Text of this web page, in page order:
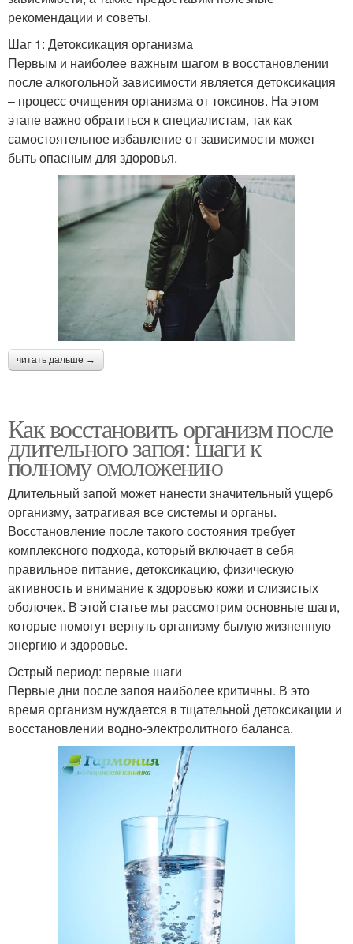
рекомендации и советы.
Шаг 1: Детоксикация организма
Первым и наиболее важным шагом в восстановлении
после алкогольной зависимости является детоксикация
– процесс очищения организма от токсинов. На этом
этапе важно обратиться к специалистам, так как
самостоятельное избавление от зависимости может
быть опасным для здоровья.
читать дальше →
Как восстановить организм после
длительного запоя: шаги к
полному омоложению
Длительный запой может нанести значительный ущерб
организму, затрагивая все системы и органы.
Восстановление после такого состояния требует
комплексного подхода, который включает в себя
правильное питание, детоксикацию, физическую
активность и внимание к здоровью кожи и слизистых
оболочек. В этой статье мы рассмотрим основные шаги,
которые помогут вернуть организму былую жизненную
энергию и здоровье.
Острый период: первые шаги
Первые дни после запоя наиболее критичны. В это
время организм нуждается в тщательной детоксикации и
восстановлении водно-электролитного баланса.